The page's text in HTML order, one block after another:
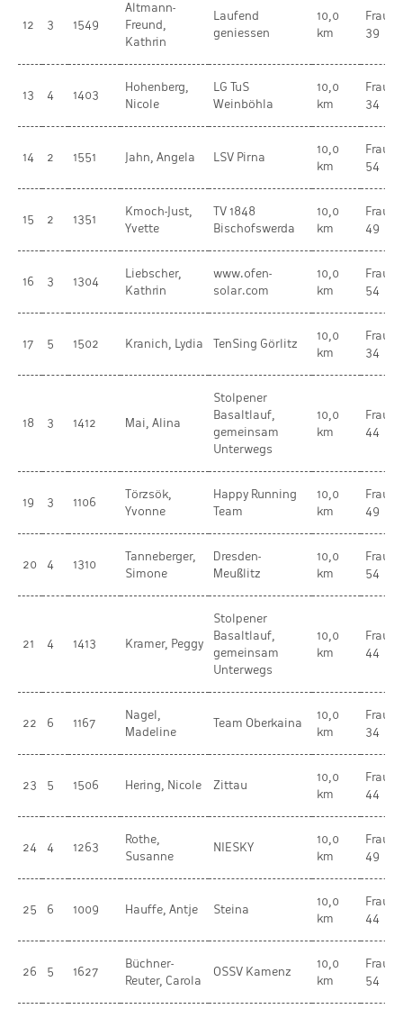
12 3 1549
Altmann-
Freund,
Kathrin
Laufend
geniessen
10,0
km
39
13 4 1403
Hohenberg,
Nicole
LG TuS
Weinböhla
10,0
km
34
14 2 1551 Jahn, Angela LSV Pirna
10,0
km
54
15 2 1351
Kmoch-Just,
Yvette
TV 1848
Bischofswerda
10,0
km
49
16 3 1304
Liebscher,
Kathrin
www.ofen-
solar.com
10,0
km
54
17 5 1502 Kranich, Lydia TenSing Görlitz
10,0
km
34
18 3 1412 Mai, Alina
Stolpener
Basaltlauf,
gemeinsam
Unterwegs
10,0
km
44
19 3 1106
Törzsök,
Yvonne
Happy Running
Team
10,0
km
49
20 4 1310
Tanneberger,
Simone
Dresden-
Meußlitz
10,0
km
54
21 4 1413 Kramer, Peggy
Stolpener
Basaltlauf,
gemeinsam
Unterwegs
10,0
km
44
22 6 1167
Nagel,
Madeline
Team Oberkaina
10,0
km
34
23 5 1506 Hering, Nicole Zittau
10,0
km
44
24 4 1263
Rothe,
Susanne
NIESKY
10,0
km
49
25 6 1009 Hauffe, Antje Steina
10,0
km
44
26 5 1627
Büchner-
Reuter, Carola
OSSV Kamenz
10,0
km
54